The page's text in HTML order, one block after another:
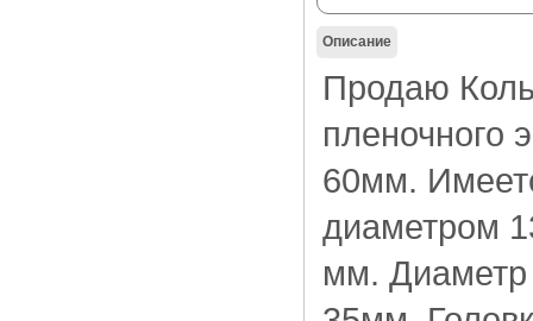
Описание
Продаю
пленочного
60мм.
диаметром
мм. Диаметр